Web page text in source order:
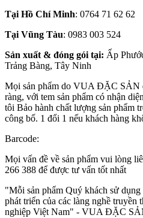
Tại Hồ Chí Minh: 0764 71 62 62
Tại Vũng Tàu: 0983 003 524
Sản xuất & đóng gói tại: Ấp
Trảng Bàng, Tây Ninh
Mọi sản phẩm do VUA ĐẶC SẢN
ràng, với tem sản phẩm có nhận
tôi Bảo hành chất lượng sản phẩm
công bố. 1 đổi 1 nếu khách hàng
Barcode:
Mọi vấn đề về sản phẩm vui lòng
266 388 để được tư vấn tốt nhất
"Mỗi sản phẩm Quý khách sử
phát triển của các làng nghề truyền
nghiệp Việt Nam" - VUA ĐẶC